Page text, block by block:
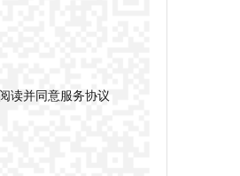
读并同意服务协议